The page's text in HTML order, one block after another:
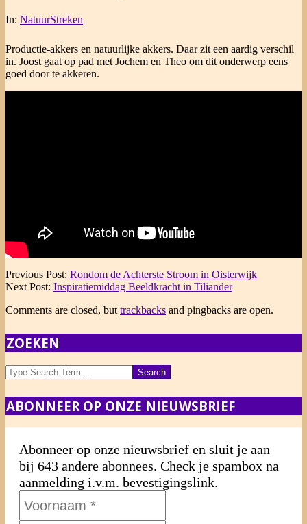
In: NatuurStreken
Productie-akkers en natuurlijke akkers. Daar zit een aardig verschil
in. Joost gaat op pad met Jochem en Theo om dit onderwerp eens
goed door te akkeren.
2021-
07-
Previous Post: Rondom de Achterste Stroom in Oisterwijk
Next Post: Inspiratiemiddag Beeldkracht in Tiliander
Comments are closed, but trackbacks and pingbacks are open.
ZOEKEN
Search
ABONNEER OP ONZE NIEUWSBRIEF
Abonneer op onze nieuwsbrief en sluit je aan
bij 643 andere abonnees. Check je spambox na
aanmelding i.v.m. bevestigingslink.